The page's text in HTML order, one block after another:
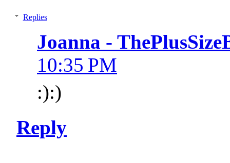
Replies
Joanna -
10:35 PM
:):)
Reply